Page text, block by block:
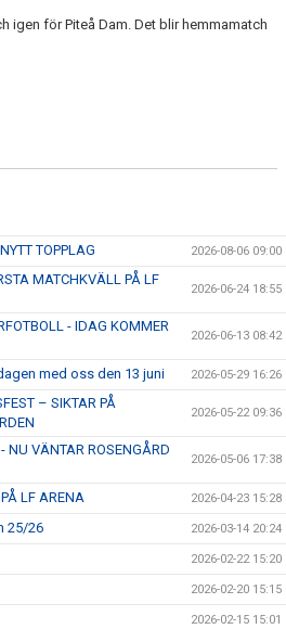
igen för Piteå Dam. Det blir hemmamatch
TOPPLAG 2026-08-06 09:00
MATCHKVÄLL PÅ LF
2026-06-24 18:55
- IDAG KOMMER
2026-06-13 08:42
med oss den 13 juni 2026-05-29 16:26
– SIKTAR PÅ
2026-05-22 09:36
NU VÄNTAR ROSENGÅRD
2026-05-06 17:38
LF ARENA 2026-04-23 15:28
25/26 2026-03-14 20:24
2026-02-22 15:20
2026-02-20 15:15
2026-02-15 15:01